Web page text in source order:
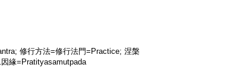
修行方法=修行法門=Practice; 涅槃
緣=Pratityasamutpada